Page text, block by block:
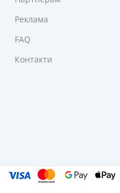
Реклама
FAQ
Контакти